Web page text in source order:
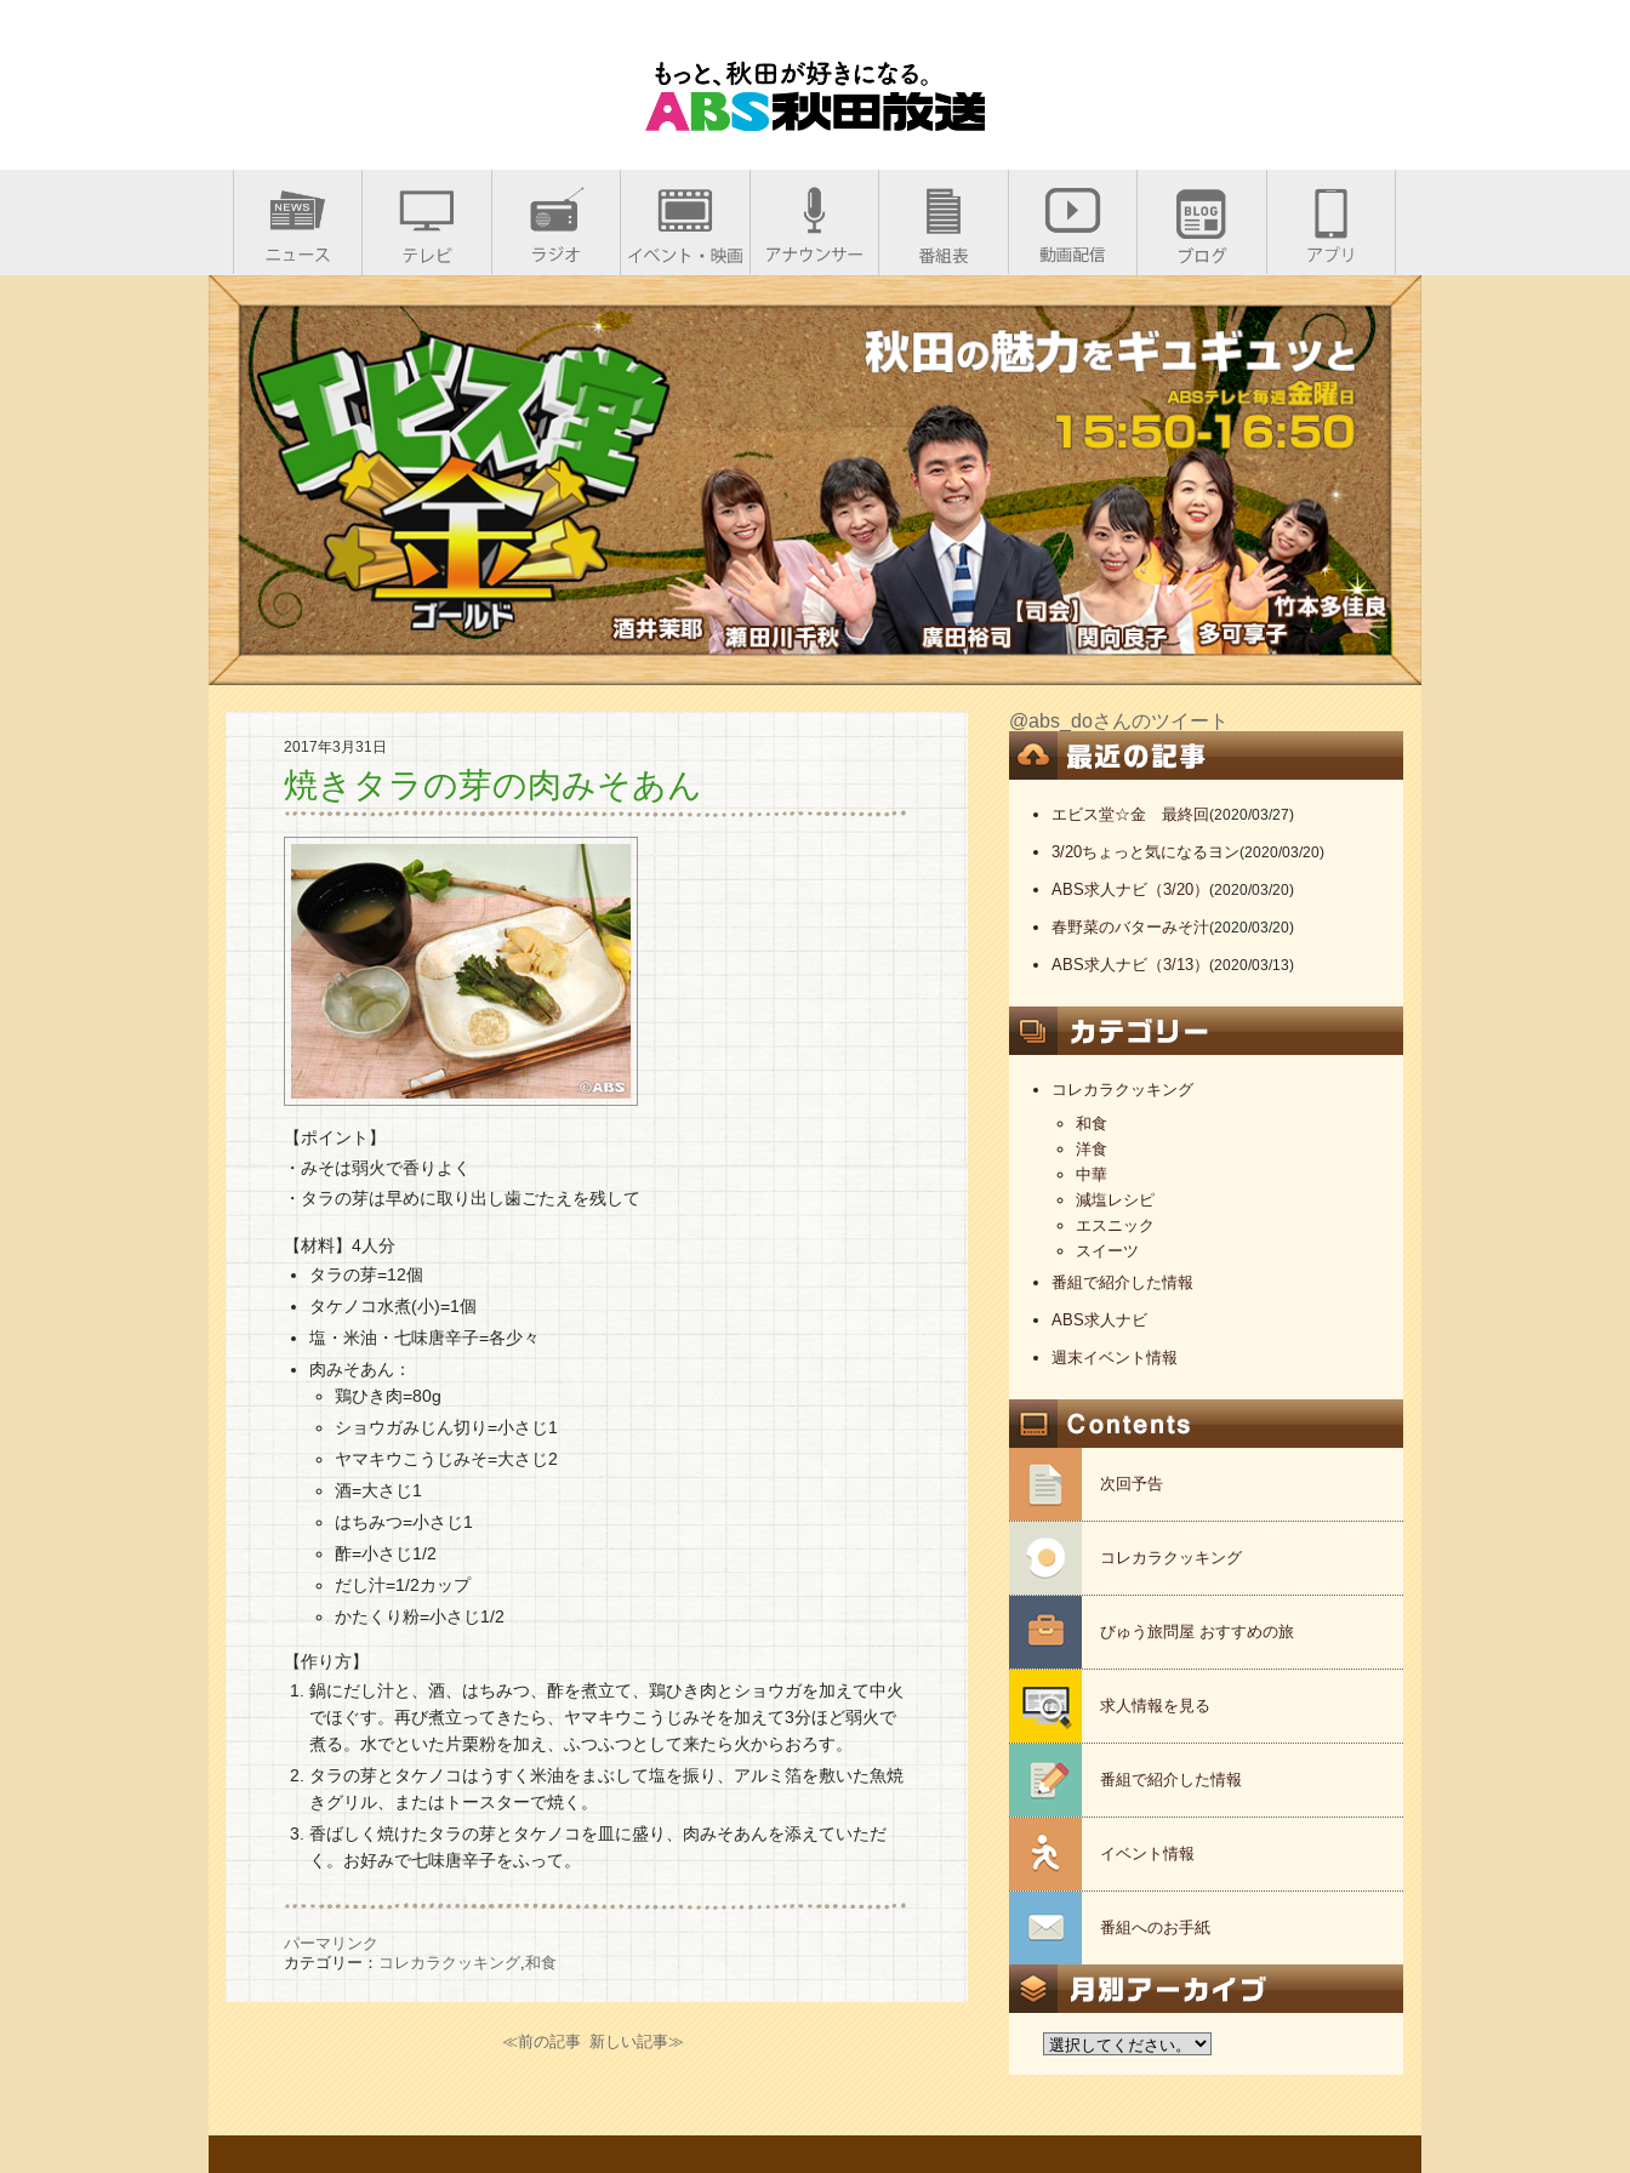
2017年3月31日
焼きタラの芽の肉みそあん
【ポイント】
・みそは弱火で香りよく
・タラの芽は早めに取り出し歯ごたえを残して
【材料】4人分
タラの芽=12個
タケノコ水煮(小)=1個
塩・米油・七味唐辛子=各少々
肉みそあん：
鶏ひき肉=80g
ショウガみじん切り=小さじ1
ヤマキウこうじみそ=大さじ2
酒=大さじ1
はちみつ=小さじ1
酢=小さじ1/2
だし汁=1/2カップ
かたくり粉=小さじ1/2
【作り方】
鍋にだし汁と、酒、はちみつ、酢を煮立て、鶏ひき肉とショウガを加えて中火
でほぐす。再び煮立ってきたら、ヤマキウこうじみそを加えて3分ほど弱火で
煮る。水でといた片栗粉を加え、ふつふつとして来たら火からおろす。
タラの芽とタケノコはうすく米油をまぶして塩を振り、アルミ箔を敷いた魚焼
きグリル、またはトースターで焼く。
香ばしく焼けたタラの芽とタケノコを皿に盛り、肉みそあんを添えていただ
く。お好みで七味唐辛子をふって。
パーマリンク
カテゴリー： コレカラクッキング,和食
≪前の記事 新しい記事≫
@abs_doさんのツイート
エビス堂☆金 最終回(2020/03/27)
3/20ちょっと気になるヨン(2020/03/20)
ABS求人ナビ（3/20）(2020/03/20)
春野菜のバターみそ汁(2020/03/20)
ABS求人ナビ（3/13）(2020/03/13)
コレカラクッキング
和食
洋食
中華
減塩レシピ
エスニック
スイーツ
番組で紹介した情報
ABS求人ナビ
週末イベント情報
次回予告
コレカラクッキング
びゅう旅問屋 おすすめの旅
求人情報を見る
番組で紹介した情報
イベント情報
番組へのお手紙